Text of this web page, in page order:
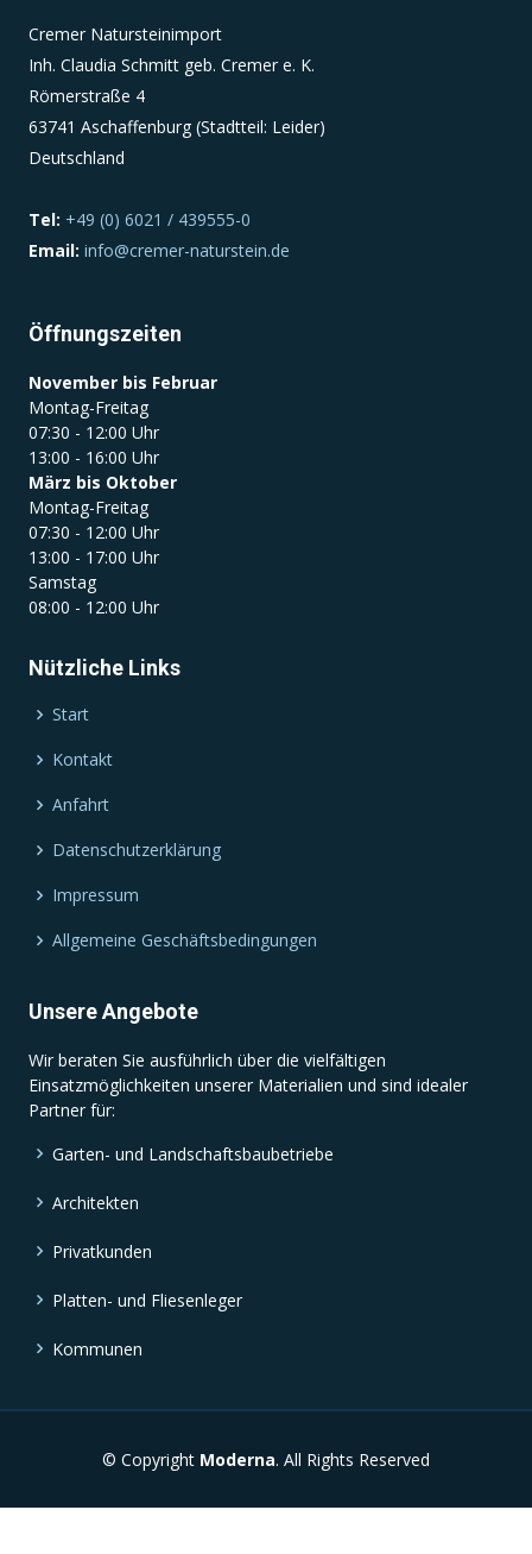
Cremer Natursteinimport
Inh. Claudia Schmitt geb. Cremer e. K.
Römerstraße 4
63741 Aschaffenburg (Stadtteil: Leider)
Deutschland
Tel: +49 (0) 6021 / 439555-0
Email: info@cremer-naturstein.de
Öffnungszeiten
November bis Februar
Montag-Freitag
07:30 - 12:00 Uhr
13:00 - 16:00 Uhr
März bis Oktober
Montag-Freitag
07:30 - 12:00 Uhr
13:00 - 17:00 Uhr
Samstag
08:00 - 12:00 Uhr
Nützliche Links
Start
Kontakt
Anfahrt
Datenschutzerklärung
Impressum
Allgemeine Geschäftsbedingungen
Unsere Angebote
Wir beraten Sie ausführlich über die vielfältigen
Einsatzmöglichkeiten unserer Materialien und sind idealer
Partner für:
Garten- und Landschaftsbaubetriebe
Architekten
Privatkunden
Platten- und Fliesenleger
Kommunen
© Copyright Moderna. All Rights Reserved
Name:
cookie_consent
Zweck:
Dieser Cookie speichert die ausgewählten
Cookie Laufzeit:
1 Jahr